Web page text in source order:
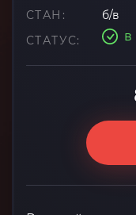
СТАН:
б/в
СТАТУС:
в